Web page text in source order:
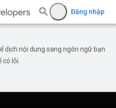
Đăng nhập
dịch nội dung sang ngôn ngữ bạn
lỗi.